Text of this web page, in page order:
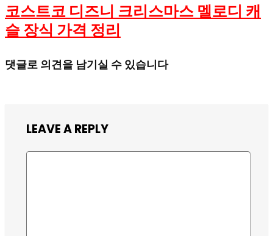
코스트코 디즈니 크리스마스 멜로디 캐
슬 장식 가격 정리
댓글로 의견을 남기실 수 있습니다
LEAVE A REPLY